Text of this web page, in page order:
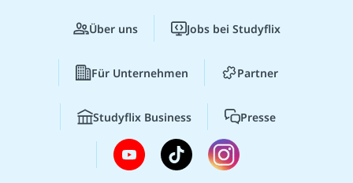
Über uns Jobs bei Studyflix
Für Unternehmen Partner
Studyflix Business Presse